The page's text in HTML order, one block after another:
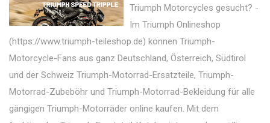
Triumph Motorcycles gesucht? -
Im Triumph Onlineshop
(https://www.triumph-teileshop.de) können Triumph-
Motorcycle-Fans aus ganz Deutschland, Österreich, Südtirol
und der Schweiz Triumph-Motorrad-Ersatzteile, Triumph-
Motorrad-Zubeböhr und Triumph-Motorrad-Bekleidung für alle
gängigen Triumph-Motorräder online kaufen. Mit dem